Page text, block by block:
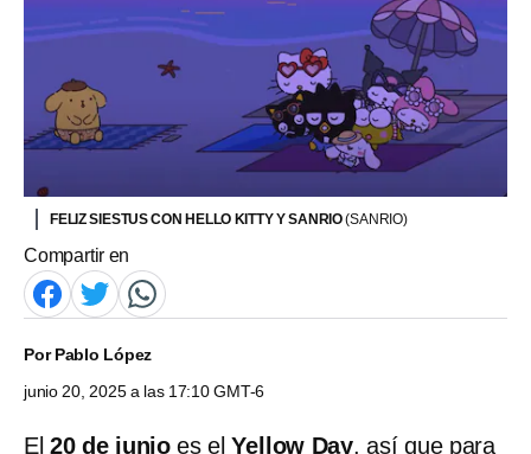
FELIZ SIESTUS CON HELLO KITTY Y SANRIO(SANRIO)
Compartir en
PorPablo López
junio 20, 2025 a las 17:10 GMT-6
El 20 de junio es el Yellow Day, así que para